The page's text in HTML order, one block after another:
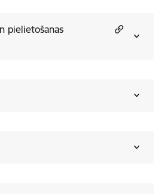
pielietošanas